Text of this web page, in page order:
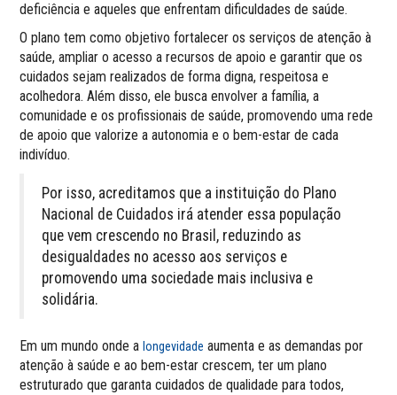
deficiência e aqueles que enfrentam dificuldades de saúde.
O plano tem como objetivo fortalecer os serviços de atenção à
saúde, ampliar o acesso a recursos de apoio e garantir que os
cuidados sejam realizados de forma digna, respeitosa e
acolhedora. Além disso, ele busca envolver a família, a
comunidade e os profissionais de saúde, promovendo uma rede
de apoio que valorize a autonomia e o bem-estar de cada
indivíduo.
Por isso, acreditamos que a instituição do Plano
Nacional de Cuidados irá atender essa população
que vem crescendo no Brasil, reduzindo as
desigualdades no acesso aos serviços e
promovendo uma sociedade mais inclusiva e
solidária.
Em um mundo onde alongevidade aumenta e as demandas por
atenção à saúde e ao bem-estar crescem, ter um plano
estruturado que garanta cuidados de qualidade para todos,